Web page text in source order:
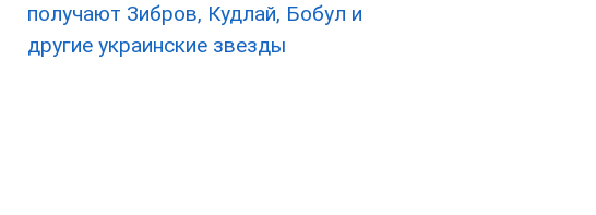
получают Зибров, Кудлай, Бобул и
другие украинские звезды